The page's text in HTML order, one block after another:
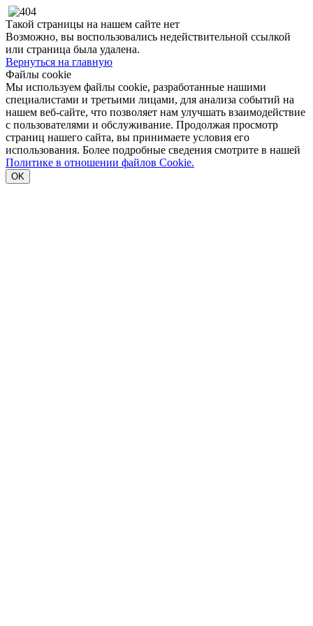
Такой страницы на нашем сайте нет
Возможно, вы воспользовались недействительной ссылкой
или страница была удалена.
Вернуться на главную
Файлы cookie
Мы используем файлы cookie, разработанные нашими
специалистами и третьими лицами, для анализа событий на
нашем веб-сайте, что позволяет нам улучшать взаимодействие
с пользователями и обслуживание. Продолжая просмотр
страниц нашего сайта, вы принимаете условия его
использования. Более подробные сведения смотрите в нашей
Политике в отношении файлов Cookie.
OK